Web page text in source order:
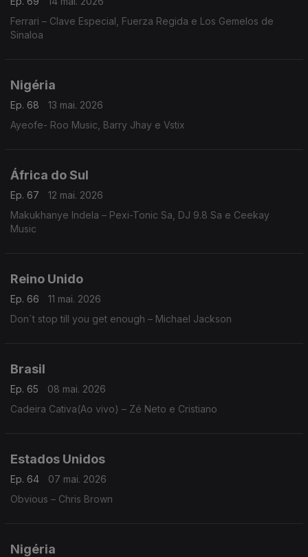
Ferrari – Clave Especial, Fuerza Regida e Los Gemelos de
Sinaloa
Nigéria
Ep. 68
13 mai. 2026
Ayeofe- Roo Music, Barry Jhay e Vstix
África do Sul
Ep. 67
12 mai. 2026
Makukhanye Indela – Pexi-Tonic Sa, DJ 9.8 Sa e Ceekay
Music
Reino Unido
Ep. 66
11 mai. 2026
Don´t stop till you get enough – Michael Jackson
Brasil
Ep. 65
08 mai. 2026
Cadeira Cativa(Ao vivo) – Zé Neto e Cristiano
Estados Unidos
Ep. 64
07 mai. 2026
Obvious – Chris Brown
Nigéria